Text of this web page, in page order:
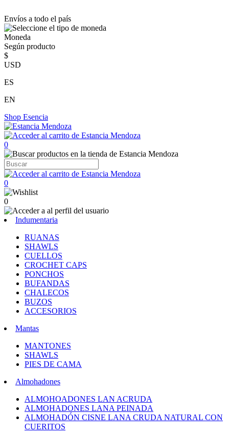
Envíos a todo el país
Moneda
Según producto
$
USD
ES
EN
Shop Esencia
0
0
0
Indumentaria
RUANAS
SHAWLS
CUELLOS
CROCHET CAPS
PONCHOS
BUFANDAS
CHALECOS
BUZOS
ACCESORIOS
Mantas
MANTONES
SHAWLS
PIES DE CAMA
Almohadones
ALMOHOADONES LAN ACRUDA
ALMOHADONES LANA PEINADA
ALMOHADÓN CISNE LANA CRUDA NATURAL CON
CUERITOS